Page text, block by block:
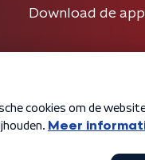
Download de app